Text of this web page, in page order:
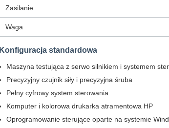
Zasilanie
Waga
Konfiguracja standardowa
Maszyna testująca z serwo silnikiem i systemem
Precyzyjny czujnik siły i precyzyjna śruba
Pełny cyfrowy system sterowania
Komputer i kolorowa drukarka atramentowa HP
Oprogramowanie sterujące oparte na systemie